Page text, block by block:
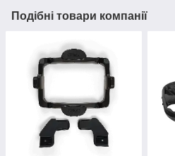
Подібні товари компанії